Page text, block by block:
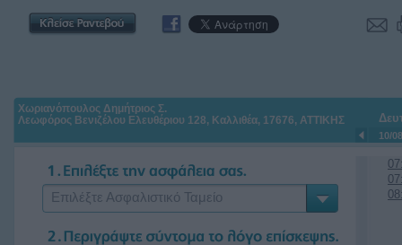
Χωριανόπουλος Δημήτριος Σ.
Λεωφόρος Βενιζέλου Ελευθέριου 128, Καλλιθέα, 17676, ΑΤΤΙΚΗΣ
Επιλέξτε Ασφαλιστικό Ταμείο
10/